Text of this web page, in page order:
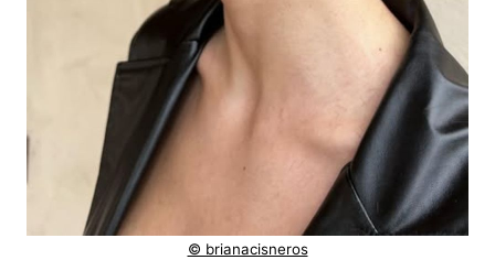
© brianacisneros